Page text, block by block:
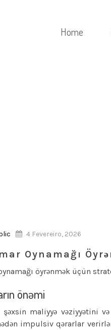
Home
4 Fevereiro, 2026
Oynamağı
öyrənmək üçün
önəmi
maliyyə vəziyyətini
impulsiv qərarlar